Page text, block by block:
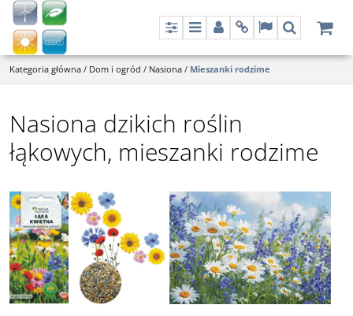
PanelMenuPanelInfoLangSzukaj
Kategoria główna / Dom i ogród / Nasiona / Mieszanki rodzime
Nasiona dzikich roślin
łąkowych, mieszanki rodzime